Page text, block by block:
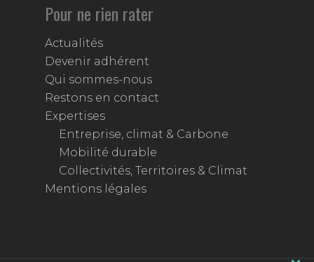
Pour ne rien rater
Actualités
Devenir adhérent
Qui sommes-nous
Restons en contact
Expertises
Entreprise, climat & Carbone
Mobilité durable
Collectivités, Territoires & Climat
Mentions légales